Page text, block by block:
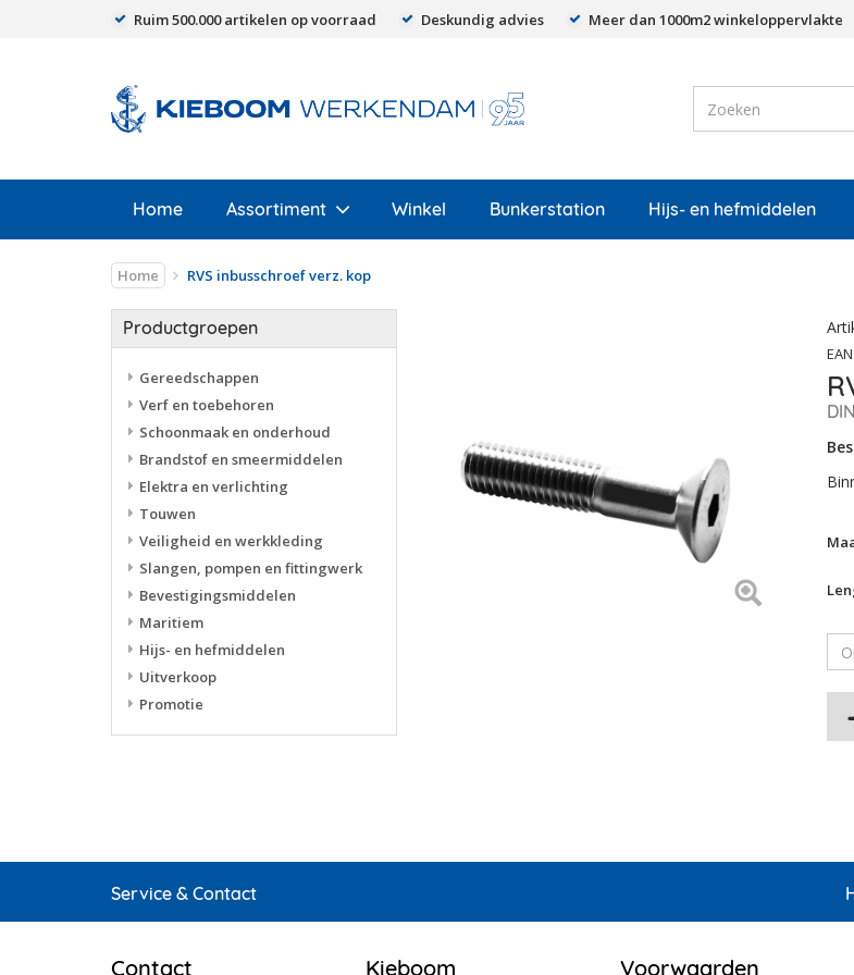
Ruim 500.000 artikelen op voorraad Deskundig advies Meer dan 1000m2 winkeloppervlakte
Home Assortiment Winkel Bunkerstation Hijs- en hefmiddelen
Home RVS inbusschroef verz. kop
Productgroepen
Gereedschappen
Verf en toebehoren
Schoonmaak en onderhoud
Brandstof en smeermiddelen
Elektra en verlichting
Touwen
Veiligheid en werkkleding
Slangen, pompen en fittingwerk
Bevestigingsmiddelen
Maritiem
Hijs- en hefmiddelen
Uitverkoop
Promotie
EAN
Service & Contact
Contact Kieboom Voorwaarden